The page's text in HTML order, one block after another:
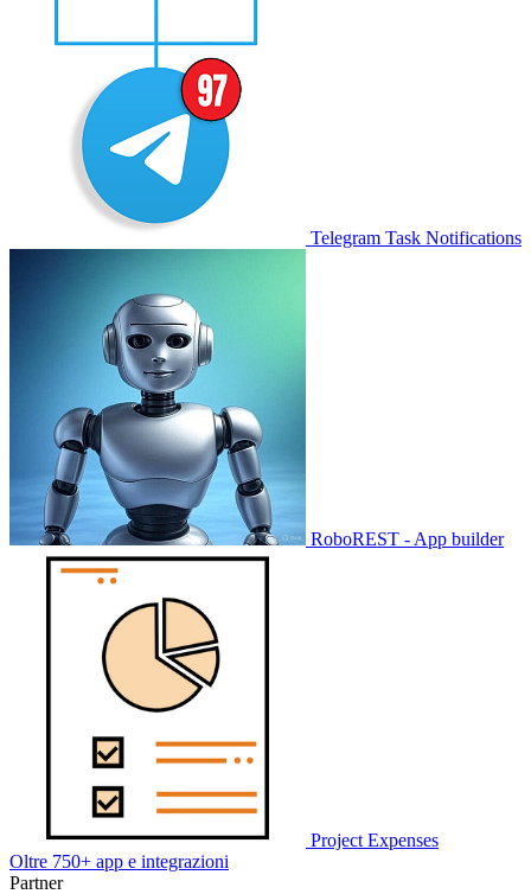
Telegram Task Notifications
RoboREST - App builder
Project Expenses
Oltre 750+ app e integrazioni
Partner